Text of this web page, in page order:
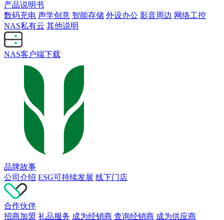
产品说明书
数码充电 声学创意 智能存储 外设办公 影音周边 网络工控
NAS私有云 其他说明
NAS客户端下载
品牌故事
公司介绍 ESG可持续发展 线下门店
合作伙伴
招商加盟 礼品服务 成为经销商 查询经销商 成为供应商